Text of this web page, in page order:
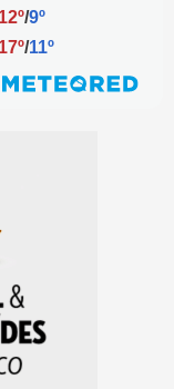
12º/9º
17º/11º